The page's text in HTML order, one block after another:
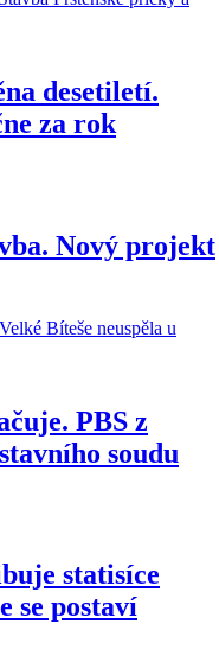
desetiletí.
za rok
Nový projekt
PBS z
soudu
statisíce
se postaví